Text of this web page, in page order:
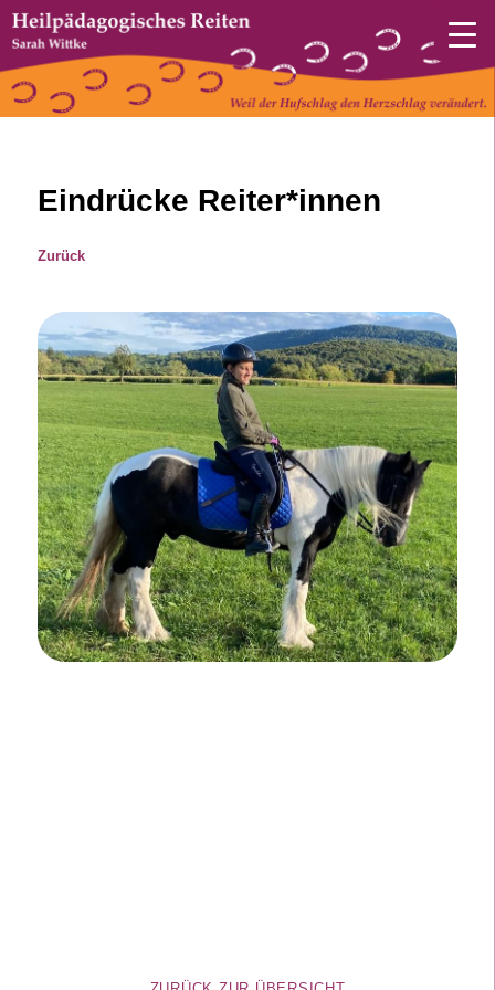
Zum
primären
springen www.hpr-wittke.de
Heilpädagogisches Reiten – Sarah Wittke
Eindrücke Reiter*innen
Zurück